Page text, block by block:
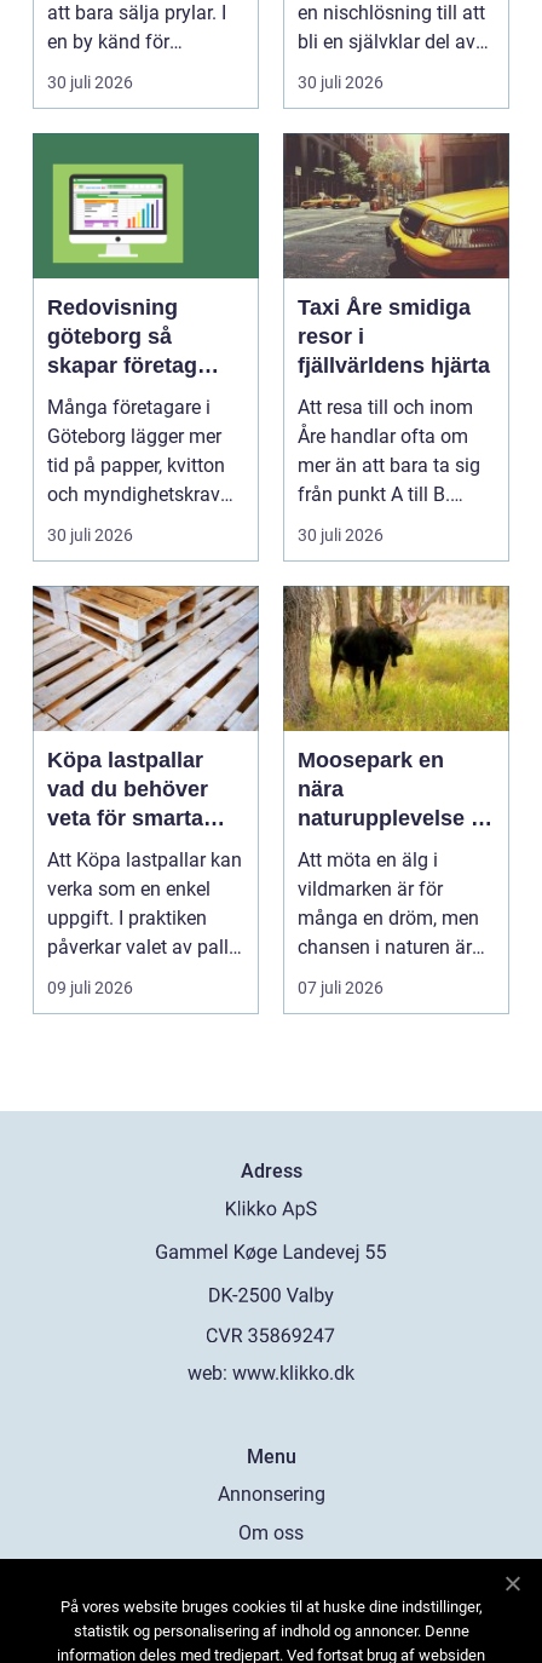
att bara sälja prylar. I
en by känd för
längdskidåkn...
30 juli 2026
en nischlösning till att
bli en självklar del av
mode...
30 juli 2026
Redovisning
göteborg så
skapar företag
bättre kontroll och
mer tid
Många företagare i
Göteborg lägger mer
tid på papper, kvitton
och myndighetskrav
än på kunder och ut...
30 juli 2026
Taxi Åre smidiga
resor i
fjällvärldens hjärta
Att resa till och inom
Åre handlar ofta om
mer än att bara ta sig
från punkt A till B.
Vädret skifta...
30 juli 2026
Köpa lastpallar
vad du behöver
veta för smarta
och hållbara val
Att Köpa lastpallar kan
verka som en enkel
uppgift. I praktiken
påverkar valet av pall
09 juli 2026
Moosepark en
nära
naturupplevelse i
hjärtat av småland
Att möta en älg i
vildmarken är för
många en dröm, men
chansen i naturen är
ofta liten och flyktig. ...
07 juli 2026
Adress
web: www.klikko.dk
Menu
Annonsering
Om oss
Kontakta oss
Sitemap
På vores website bruges cookies til at huske dine indstillinger,
statistik og personalisering af indhold og annoncer. Denne
information deles med tredjepart. Ved fortsat brug af websiden